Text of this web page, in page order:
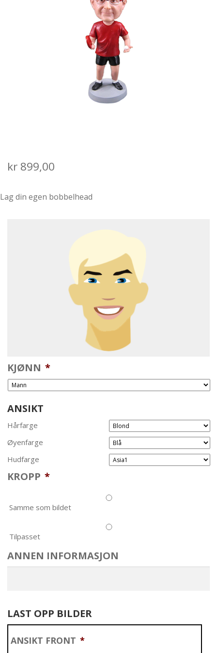
SALGS- OG LEVERINGSVILKÅR
kr 899,00
Lag din egen bobbelhead
KJØNN *
ANSIKT
Hårfarge
Øyenfarge
Hudfarge
KROPP *
Samme som bildet
Tilpasset
ANNEN INFORMASJON
LAST OPP BILDER
ANSIKT FRONT *